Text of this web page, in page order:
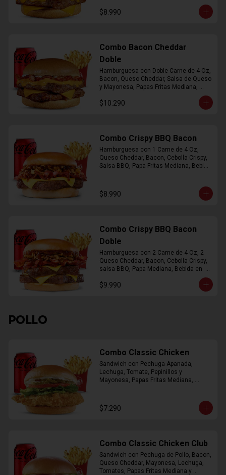
$8.990
Combo Bacon Cheddar
Doble
Hamburguesa con Doble Carne de 4 Oz,
Bacon, Queso Cheddar, Salsa de Queso
y Mayonesa, Papas Fritas Mediana,
$10.290
Combo Crispy BBQ Bacon
Hamburguesa con 1 Carne de 4 Oz,
Queso Cheddar, Bacon, Cebolla Crispy,
Salsa BBQ, Papa Fritas Mediana, Bebida
$8.990
Combo Crispy BBQ Bacon
Doble
Hamburguesa con 2 Carne de 4 Oz, 2
Queso Cheddar, Bacon, Cebolla Crispy,
salsa BBQ, Papa Mediana, Bebida en
$9.990
POLLO
Combo Classic Chicken
Sandwich con Pechuga Apanada,
Lechuga, Tomate, Pepinillos y
Mayonesa, Papas Fritas Mediana,
$7.290
Combo Classic Chicken Club
Sandwich con Pechuga de Pollo, Bacon,
Queso Cheddar, Mayonesa, Lechuga,
Tomates, Papas Fritas Mediana y